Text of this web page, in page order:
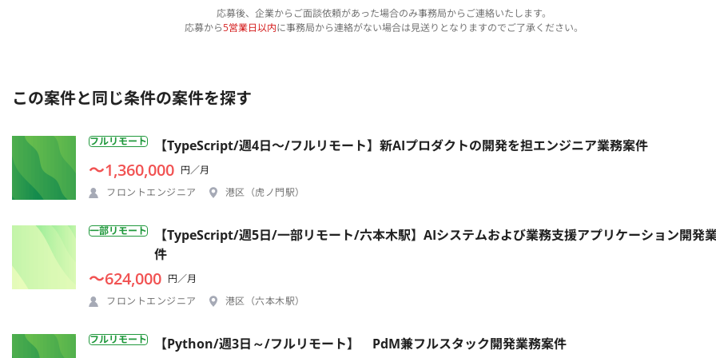
応募後、企業からご面談依頼があった場合のみ事務局からご連絡いたします。
応募から5営業日以内に事務局から連絡がない場合は見送りとなりますのでご了承ください。
この案件と同じ条件の案件を探す
フルリモート 【TypeScript/週4日〜/フルリモート】新AIプロダクトの開発を担エンジニア業務案件
〜1,360,000 円／月
フロントエンジニア
港区（虎ノ門駅）
一部リモート
【TypeScript/週5日/一部リモート/六本木駅】AIシステムおよび業務支援アプリケーション開発
件
〜624,000 円／月
フロントエンジニア
港区（六本木駅）
フルリモート 【Python/週3日～/フルリモート】 PdM兼フルスタック開発業務案件